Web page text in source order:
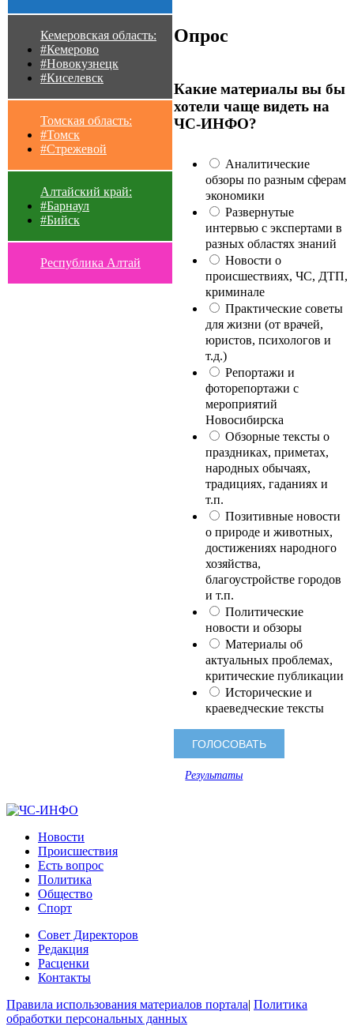
Кемеровская область:
#Кемерово
#Новокузнецк
#Киселевск
Томская область:
#Томск
#Стрежевой
Алтайский край:
#Барнаул
#Бийск
Республика Алтай
Опрос
Какие материалы вы бы
хотели чаще видеть на
ЧС-ИНФО?
Аналитические
обзоры по разным сферам
экономики
Развернутые
интервью с экспертами в
разных областях знаний
Новости о
происшествиях, ЧС, ДТП,
криминале
Практические советы
для жизни (от врачей,
юристов, психологов и
т.д.)
Репортажи и
фоторепортажи с
мероприятий
Новосибирска
Обзорные тексты о
праздниках, приметах,
народных обычаях,
традициях, гаданиях и
т.п.
Позитивные новости
о природе и животных,
достижениях народного
хозяйства,
благоустройстве городов
и т.п.
Политические
новости и обзоры
Материалы об
актуальных проблемах,
критические публикации
Исторические и
краеведческие тексты
Результаты
Новости
Происшествия
Есть вопрос
Политика
Общество
Спорт
Совет Директоров
Редакция
Расценки
Контакты
Правила использования материалов портала| Политика
обработки персональных данных